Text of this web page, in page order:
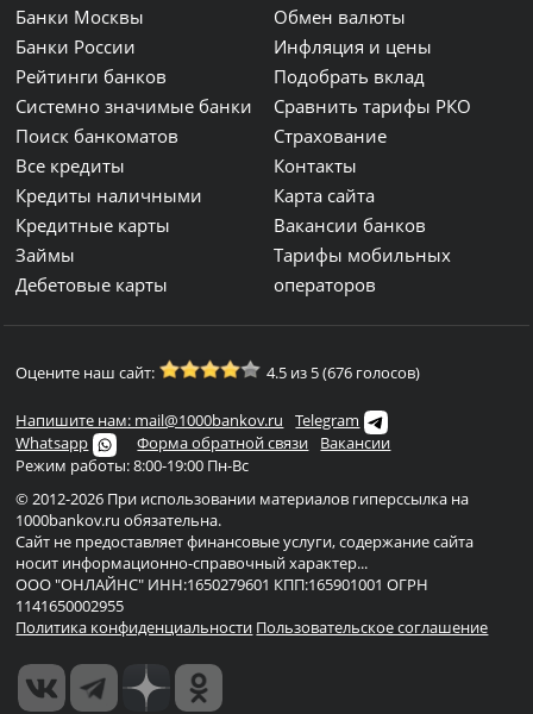
Банки Москвы
Банки России
Рейтинги банков
Системно значимые банки
Поиск банкоматов
Все кредиты
Кредиты наличными
Кредитные карты
Займы
Дебетовые карты
Обмен валюты
Инфляция и цены
Подобрать вклад
Сравнить тарифы РКО
Страхование
Контакты
Карта сайта
Вакансии банков
Тарифы мобильных
операторов
Оцените наш сайт: 4.5 из 5 (676 голосов)
Напишите нам: mail@1000bankov.ru
Telegram
Whatsapp
Форма обратной связи
Вакансии
Режим работы: 8:00-19:00 Пн-Вс
© 2012-2026 При использовании материалов гиперссылка на
1000bankov.ru обязательна.
Сайт не предоставляет финансовые услуги, содержание сайта
носит информационно-справочный характер...
ООО "ОНЛАЙНС" ИНН:1650279601 КПП:165901001 ОГРН
1141650002955
Политика конфиденциальности Пользовательское соглашение